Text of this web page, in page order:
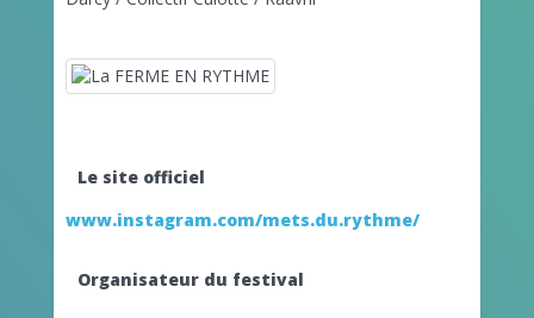
Le site officiel
www.instagram.com/mets.du.rythme/
Organisateur du festival